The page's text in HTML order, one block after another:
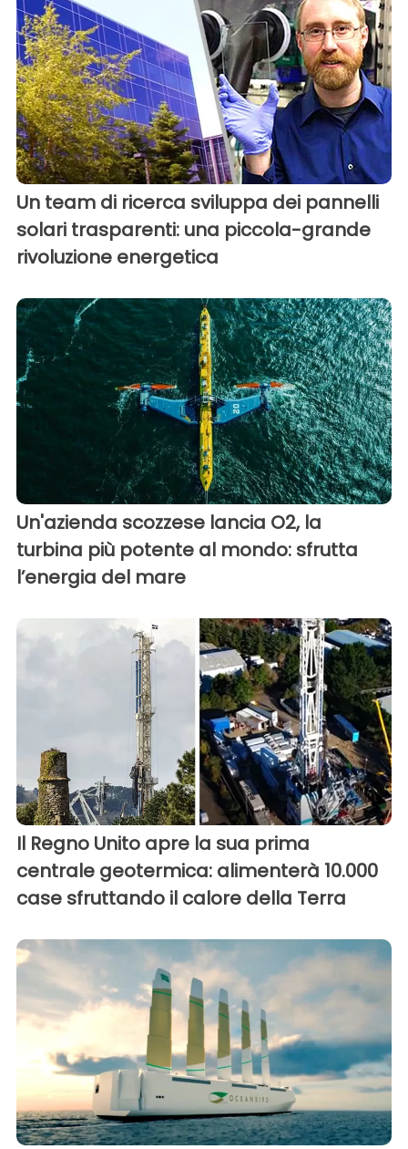
Un team di ricerca sviluppa dei pannelli
solari trasparenti: una piccola-grande
rivoluzione energetica
Un'azienda scozzese lancia O2, la
turbina più potente al mondo: sfrutta
l’energia del mare
Il Regno Unito apre la sua prima
centrale geotermica: alimenterà 10.000
case sfruttando il calore della Terra